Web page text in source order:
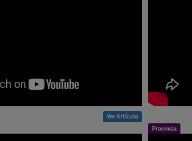
Ver Artículo
Provincia